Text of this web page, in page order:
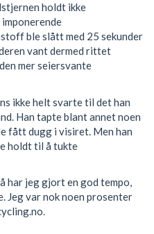
holdt ikke
ble slått med 25 sekunder
vant dermed rittet
mer seiersvante
ikke helt svarte til det han
Han tapte blant annet noen
fått dugg i visiret. Men han
holdt til å tukte
har jeg gjort en god tempo,
Jeg var nok noen prosenter